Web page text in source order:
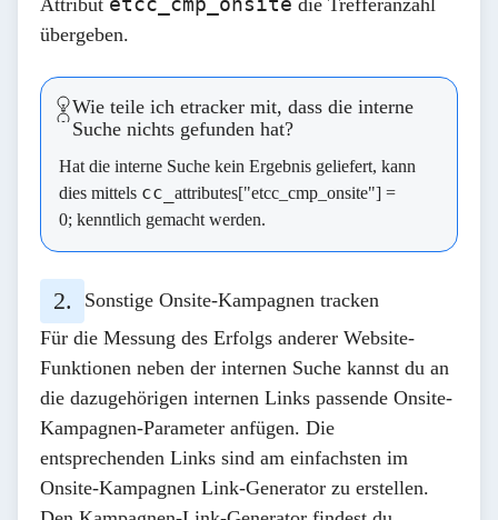
übergeben.
Wie teile ich etracker mit, dass die interne
Suche nichts gefunden hat?
Hat die interne Suche kein Ergebnis geliefert, kann
dies mittels cc_ attributes["etcc_cmp_onsite"] =
0; kenntlich gemacht werden.
Sonstige Onsite-Kampagnen tracken
Für die Messung des Erfolgs anderer Website-
Funktionen neben der internen Suche kannst du an
die dazugehörigen internen Links passende Onsite-
Kampagnen-Parameter anfügen. Die
entsprechenden Links sind am einfachsten im
Onsite-Kampagnen Link-Generator zu erstellen.